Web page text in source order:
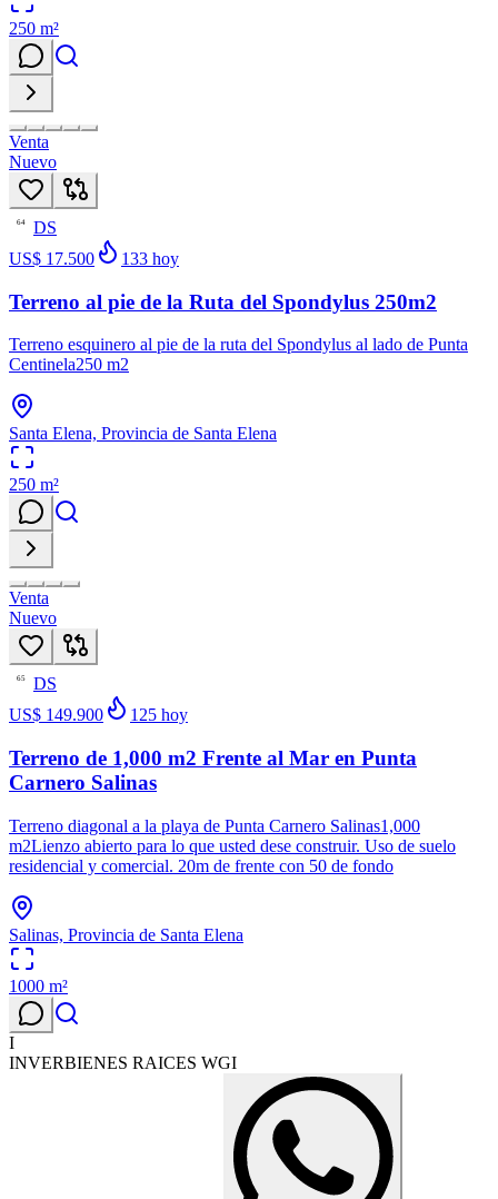
250 m²
Venta
Nuevo
64
DS
US$ 17.500
133 hoy
Terreno al pie de la Ruta del Spondylus 250m2
Terreno esquinero al pie de la ruta del Spondylus al lado de Punta
Centinela250 m2
Santa Elena, Provincia de Santa Elena
250 m²
Venta
Nuevo
65
DS
US$ 149.900
125 hoy
Terreno de 1,000 m2 Frente al Mar en Punta
Carnero Salinas
Terreno diagonal a la playa de Punta Carnero Salinas1,000
m2Lienzo abierto para lo que usted dese construir. Uso de suelo
residencial y comercial. 20m de frente con 50 de fondo
Salinas, Provincia de Santa Elena
1000 m²
I
INVERBIENES RAICES WGI